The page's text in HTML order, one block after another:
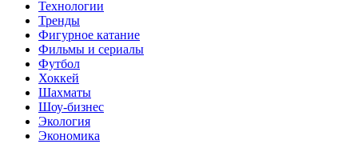
Технологии
Тренды
Фигурное катание
Фильмы и сериалы
Футбол
Хоккей
Шахматы
Шоу-бизнес
Экология
Экономика